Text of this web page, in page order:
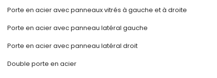
Porte en acier avec panneaux vitrés à gauche et à droite
Porte en acier avec panneau latéral gauche
Porte en acier avec panneau latéral droit
Double porte en acier